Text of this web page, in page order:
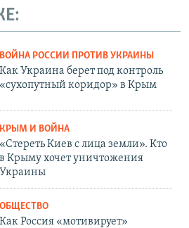
ВОЙНА РОССИИ ПРОТИВ УКРАИНЫ
Как Украина берет под контроль
«сухопутный коридор» в Крым
КРЫМ И ВОЙНА
«Стереть Киев с лица земли». Кто
в Крыму хочет уничтожения
Украины
ОБЩЕСТВО
Как Россия «мотивирует»